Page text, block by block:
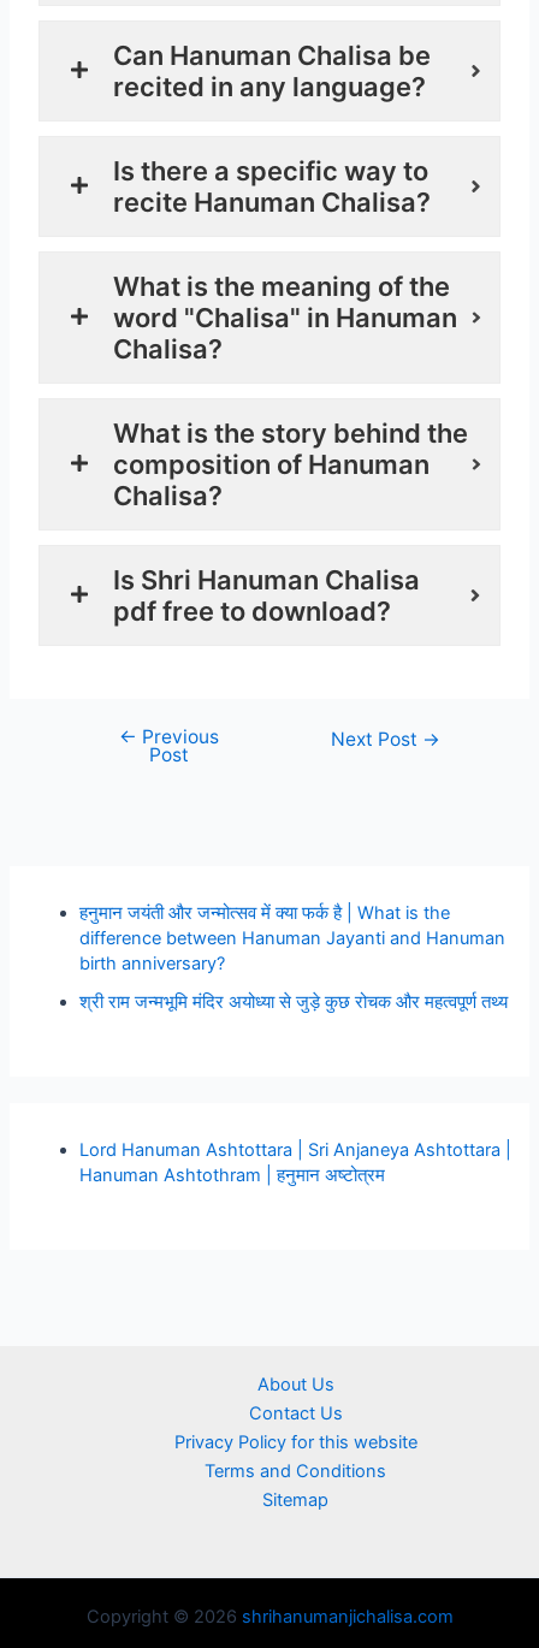
Can Hanuman Chalisa be
recited in any language?
Is there a specific way to
recite Hanuman Chalisa?
What is the meaning of the
word "Chalisa" in Hanuman
Chalisa?
What is the story behind the
composition of Hanuman
Chalisa?
Is Shri Hanuman Chalisa
pdf free to download?
← Previous
Post
Next Post →
हनुमान जयंती और जन्मोत्सव में क्या फर्क है | What is the
difference between Hanuman Jayanti and Hanuman
birth anniversary?
श्री राम जन्मभूमि मंदिर अयोध्या से जुड़े कुछ रोचक और महत्वपूर्ण तथ्य
Lord Hanuman Ashtottara | Sri Anjaneya Ashtottara |
Hanuman Ashtothram | हनुमान अष्टोत्रम
About Us
Contact Us
Privacy Policy for this website
Terms and Conditions
Sitemap
Copyright © 2026 shrihanumanjichalisa.com